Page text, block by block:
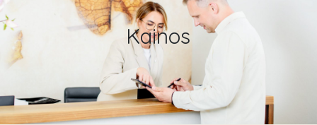
Kainos
Kainos